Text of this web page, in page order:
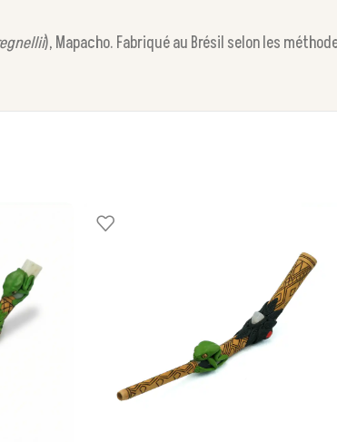
), Mapacho. Fabriqué au Brésil selon les